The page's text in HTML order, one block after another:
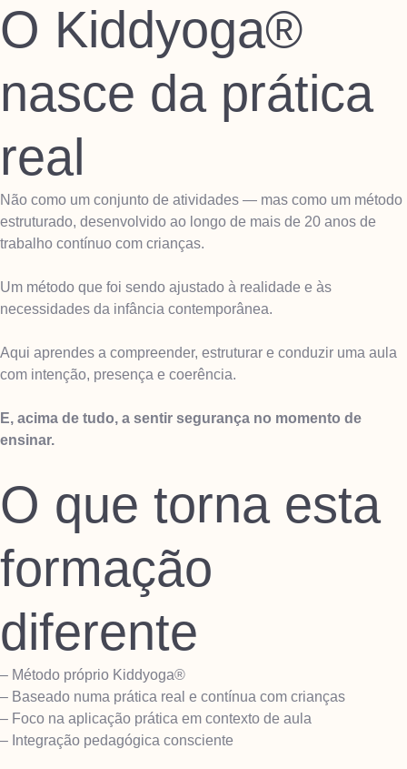
O Kiddyoga®
nasce da prática
real
Não como um conjunto de atividades — mas como um método
estruturado, desenvolvido ao longo de mais de 20 anos de
trabalho contínuo com crianças.
Um método que foi sendo ajustado à realidade e às
necessidades da infância contemporânea.
Aqui aprendes a compreender, estruturar e conduzir uma aula
com intenção, presença e coerência.
E, acima de tudo, a sentir segurança no momento de
ensinar.
O que torna esta
formação
diferente
– Método próprio Kiddyoga®
– Baseado numa prática real e contínua com crianças
– Foco na aplicação prática em contexto de aula
– Integração pedagógica consciente